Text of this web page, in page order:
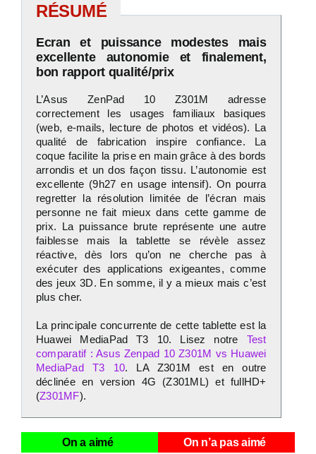
RÉSUMÉ
Ecran et puissance modestes mais
excellente autonomie et finalement,
bon rapport qualité/prix
L’Asus ZenPad 10 Z301M adresse
correctement les usages familiaux basiques
(web, e-mails, lecture de photos et vidéos). La
qualité de fabrication inspire confiance. La
coque facilite la prise en main grâce à des bords
arrondis et un dos façon tissu. L’autonomie est
excellente (9h27 en usage intensif). On pourra
regretter la résolution limitée de l’écran mais
personne ne fait mieux dans cette gamme de
prix. La puissance brute représente une autre
faiblesse mais la tablette se révèle assez
réactive, dès lors qu’on ne cherche pas à
exécuter des applications exigeantes, comme
des jeux 3D. En somme, il y a mieux mais c’est
plus cher.
La principale concurrente de cette tablette est la
Huawei MediaPad T3 10. Lisez notre Test
comparatif : Asus Zenpad 10 Z301M vs Huawei
MediaPad T3 10. LA Z301M est en outre
déclinée en version 4G (Z301ML) et fullHD+
(Z301MF).
On a aimé On n’a pas aimé